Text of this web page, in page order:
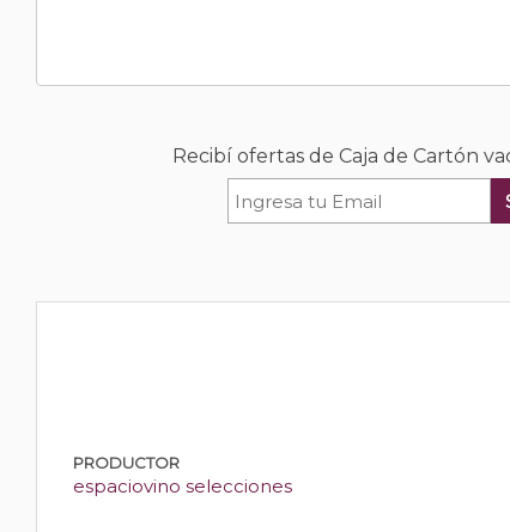
Recibí ofertas de Caja de Cartón
PRODUCTOR
espaciovino selecciones